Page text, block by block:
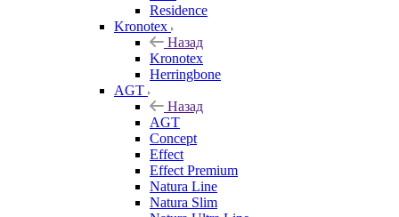
Residence
Kronotex
Назад
Kronotex
Herringbone
AGT
Назад
AGT
Concept
Effect
Effect Premium
Natura Line
Natura Slim